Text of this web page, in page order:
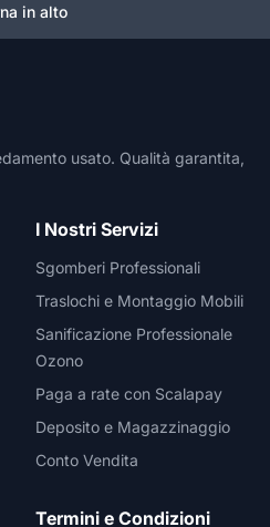
in alto
usato. Qualità garantita,
I Nostri Servizi
Sgomberi Professionali
Traslochi e Montaggio Mobili
Sanificazione Professionale
Ozono
Paga a rate con Scalapay
Deposito e Magazzinaggio
Conto Vendita
Termini e Condizioni